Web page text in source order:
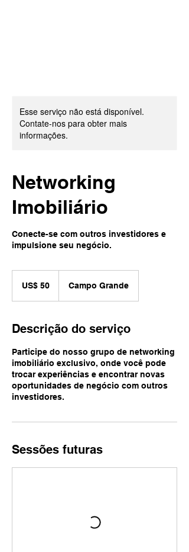
Esse serviço não está disponível.
Contate-nos para obter mais
informações.
Networking
Imobiliário
Conecte-se com outros investidores e
impulsione seu negócio.
americanos
US$ 50 Campo Grande
Descrição do serviço
Participe do nosso grupo de networking
imobiliário exclusivo, onde você pode
trocar experiências e encontrar novas
oportunidades de negócio com outros
investidores.
Sessões futuras